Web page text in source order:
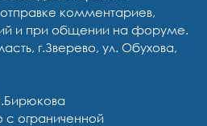
комментариев,
и при общении на форуме.
г.Зверево, ул. Обухова,
с ограниченной